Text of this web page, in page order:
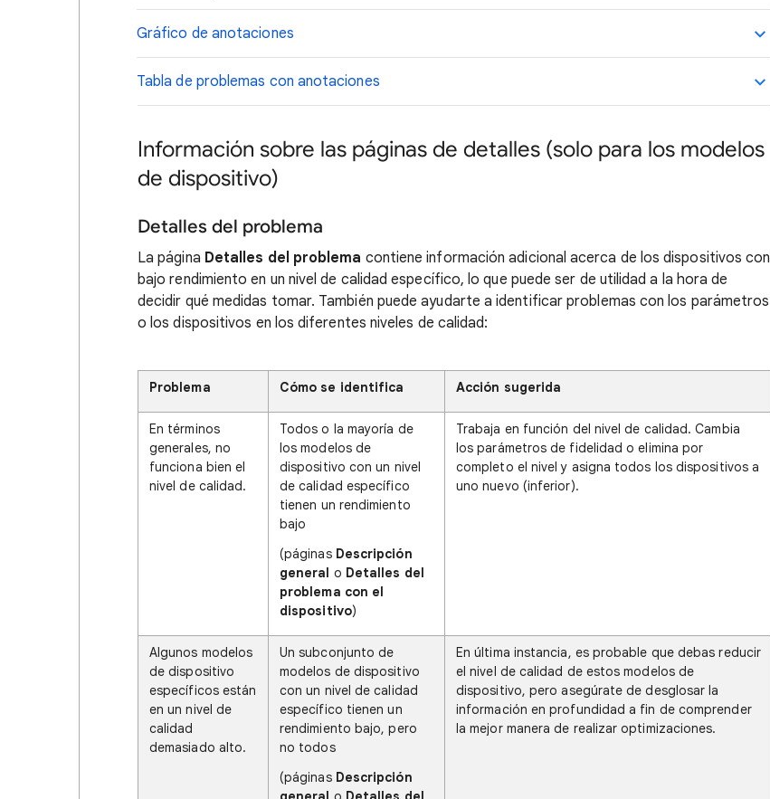
Gráfico de anotaciones
Tabla de problemas con anotaciones
Información sobre las páginas de detalles (solo para los modelos
de dispositivo)
Detalles del problema
La página Detalles del problema contiene información adicional acerca de los dispositivos con
bajo rendimiento en un nivel de calidad específico, lo que puede ser de utilidad a la hora de
decidir qué medidas tomar. También puede ayudarte a identificar problemas con los parámetros
o los dispositivos en los diferentes niveles de calidad:
Problema Cómo se identifica Acción sugerida
En términos
generales, no
funciona bien el
nivel de calidad.
Todos o la mayoría de
los modelos de
dispositivo con un nivel
de calidad específico
tienen un rendimiento
bajo
(páginas Descripción
general o Detalles del
problema con el
dispositivo)
Trabaja en función del nivel de calidad. Cambia
los parámetros de fidelidad o elimina por
completo el nivel y asigna todos los dispositivos a
uno nuevo (inferior).
Algunos modelos
de dispositivo
específicos están
en un nivel de
calidad
demasiado alto.
Un subconjunto de
modelos de dispositivo
con un nivel de calidad
específico tienen un
rendimiento bajo, pero
no todos
(páginas Descripción
En última instancia, es probable que debas reducir
el nivel de calidad de estos modelos de
dispositivo, pero asegúrate de desglosar la
información en profundidad a fin de comprender
la mejor manera de realizar optimizaciones.